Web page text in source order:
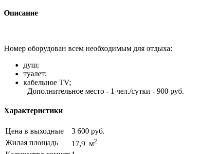
Описание
Номер оборудован всем необходимым для отдыха:
душ;
туалет;
кабельное TV;
Дополнительное место - 1 чел./сутки - 900 руб.
Характеристики
Цена в выходные
3 600 руб.
Жилая площадь
17,9 м2